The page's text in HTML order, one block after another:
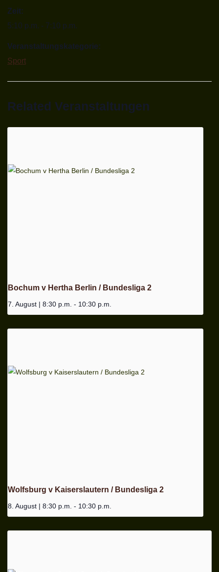
Zeit:
5:10 p.m. - 7:10 p.m.
Veranstaltungskategorie:
Sport
Related Veranstaltungen
Bochum v Hertha Berlin / Bundesliga 2
7. August | 8:30 p.m. - 10:30 p.m.
Wolfsburg v Kaiserslautern / Bundesliga 2
8. August | 8:30 p.m. - 10:30 p.m.